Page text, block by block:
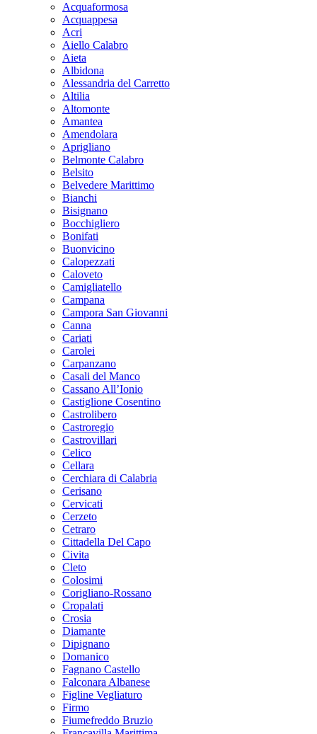
Acquaformosa
Acquappesa
Acri
Aiello Calabro
Aieta
Albidona
Alessandria del Carretto
Altilia
Altomonte
Amantea
Amendolara
Aprigliano
Belmonte Calabro
Belsito
Belvedere Marittimo
Bianchi
Bisignano
Bocchigliero
Bonifati
Buonvicino
Calopezzati
Caloveto
Camigliatello
Campana
Campora San Giovanni
Canna
Cariati
Carolei
Carpanzano
Casali del Manco
Cassano All’Ionio
Castiglione Cosentino
Castrolibero
Castroregio
Castrovillari
Celico
Cellara
Cerchiara di Calabria
Cerisano
Cervicati
Cerzeto
Cetraro
Cittadella Del Capo
Civita
Cleto
Colosimi
Corigliano-Rossano
Cropalati
Crosia
Diamante
Dipignano
Domanico
Fagnano Castello
Falconara Albanese
Figline Vegliaturo
Firmo
Fiumefreddo Bruzio